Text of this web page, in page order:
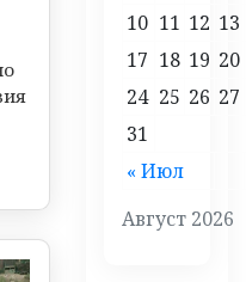
Август 2026
« Июл
10 11 12 13
17 18 19 20
24 25 26 27
31